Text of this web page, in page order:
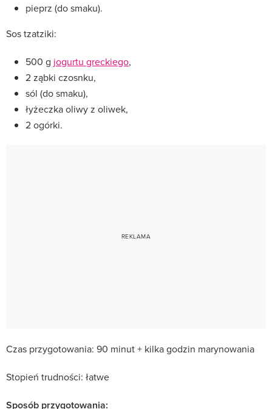
pieprz (do smaku).
Sos tzatziki:
500 g jogurtu greckiego,
2 ząbki czosnku,
sól (do smaku),
łyżeczka oliwy z oliwek,
2 ogórki.
Czas przygotowania: 90 minut + kilka godzin marynowania
Stopień trudności: łatwe
Sposób przygotowania: